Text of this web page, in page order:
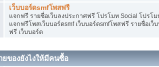
เว็บบอร์ดsmfโพสฟรี
แจกฟรี รายชื่อเว็บลงประกาศฟรี โปรโมท Social โปรโม
แจกฟรีโพสเว็บบอร์ดsmf เว็บบอร์ดsmfโพสฟรี รายชื่อเ
ฟรี เว็บบอร์ด
ยของยังไงให้มีคนซื้อ